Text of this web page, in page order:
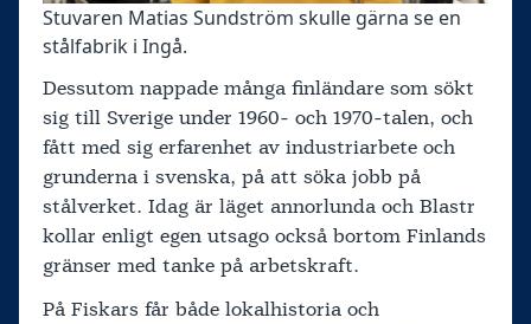
Stuvaren Matias Sundström skulle gärna se en
stålfabrik i Ingå.
Dessutom nappade många finländare som sökt
sig till Sverige under 1960- och 1970-talen, och
fått med sig erfarenhet av industriarbete och
grunderna i svenska, på att söka jobb på
stålverket. Idag är läget annorlunda och Blastr
kollar enligt egen utsago också bortom Finlands
gränser med tanke på arbetskraft.
På Fiskars får både lokalhistoria och